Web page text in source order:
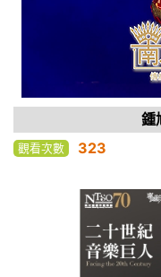
鍾
觀看次數 323